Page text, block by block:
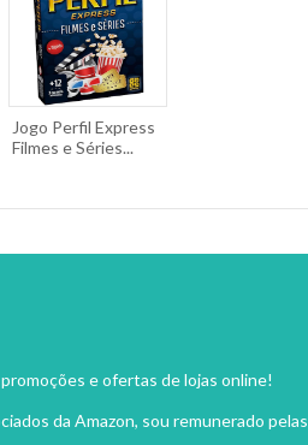
Jogo Perfil Express
Filmes e Séries...
e ofertas de lojas online!
da Amazon, sou remunerado pelas